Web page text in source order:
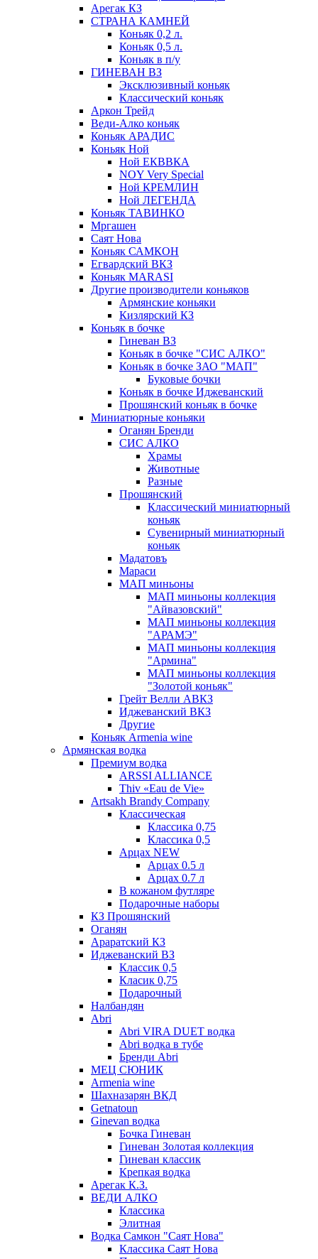
Арегак КЗ
СТРАНА КАМНЕЙ
Коньяк 0,2 л.
Коньяк 0,5 л.
Коньяк в п/у
ГИНЕВАН ВЗ
Эксклюзивный коньяк
Классический коньяк
Аркон Трейд
Веди-Алко коньяк
Коньяк АРАДИС
Коньяк Ной
Ной ЕКВВКА
NOY Very Special
Ной КРЕМЛИН
Ной ЛЕГЕНДА
Коньяк ТАВИНКО
Мргашен
Саят Нова
Коньяк САМКОН
Егвардский ВКЗ
Коньяк MARASI
Другие производители коньяков
Армянские коньяки
Кизлярский КЗ
Коньяк в бочке
Гиневан ВЗ
Коньяк в бочке "СИС АЛКО"
Коньяк в бочке ЗАО "МАП"
Буковые бочки
Коньяк в бочке Иджеванский
Прошянский коньяк в бочке
Миниатюрные коньяки
Оганян Бренди
СИС АЛКО
Храмы
Животные
Разные
Прошянский
Классический миниатюрный
коньяк
Сувенирный миниатюрный
коньяк
Мадатовъ
Мараси
МАП миньоны
МАП миньоны коллекция
"Айвазовский"
МАП миньоны коллекция
"АРАМЭ"
МАП миньоны коллекция
"Армина"
МАП миньоны коллекция
"Золотой коньяк"
Грейт Велли АВКЗ
Иджеванский ВКЗ
Другие
Коньяк Armenia wine
Армянская водка
Премиум водка
ARSSI ALLIANCE
Thiv «Eau de Vie»
Artsakh Brandy Company
Классическая
Классика 0,75
Классика 0,5
Арцах NEW
Арцах 0.5 л
Арцах 0.7 л
В кожаном футляре
Подарочные наборы
КЗ Прошянский
Оганян
Араратский КЗ
Иджеванский ВЗ
Классик 0,5
Класик 0,75
Подарочный
Налбандян
Abri
Abri VIRA DUET водка
Abri водка в тубе
Бренди Abri
МЕЦ СЮНИК
Armenia wine
Шахназарян ВКД
Getnatoun
Ginevan водка
Бочка Гиневан
Гиневан Золотая коллекция
Гиневан классик
Крепкая водка
Арегак К.З.
ВЕДИ АЛКО
Классика
Элитная
Водка Самкон "Саят Нова"
Классика Саят Нова